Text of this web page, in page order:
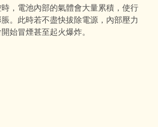
，電池內部的氣體會大量累積，使行
。此時若不盡快拔除電源，內部壓力
始冒煙甚至起火爆炸。